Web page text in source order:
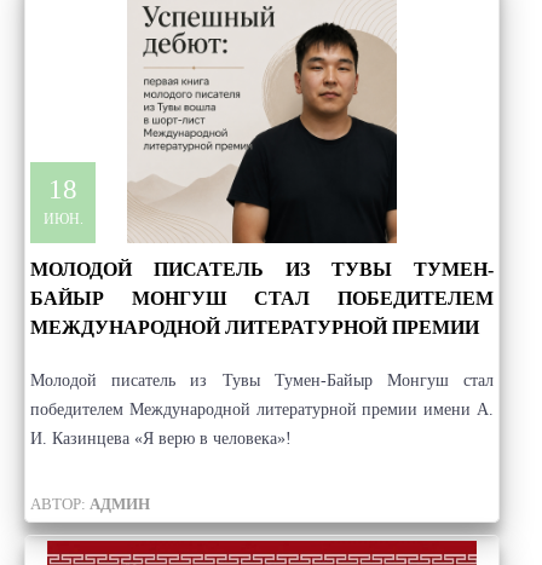
18
ИЮН.
МОЛОДОЙ ПИСАТЕЛЬ ИЗ ТУВЫ ТУМЕН-
БАЙЫР МОНГУШ СТАЛ ПОБЕДИТЕЛЕМ
МЕЖДУНАРОДНОЙ ЛИТЕРАТУРНОЙ ПРЕМИИ
Молодой писатель из Тувы Тумен-Байыр Монгуш стал
победителем Международной литературной премии имени А.
И. Казинцева «Я верю в человека»!
АВТОР: АДМИН